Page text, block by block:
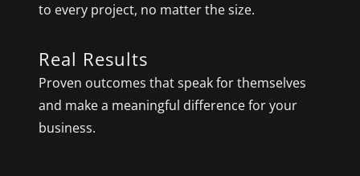
to every project, no matter the size.
Real Results
Proven outcomes that speak for themselves
and make a meaningful difference for your
business.